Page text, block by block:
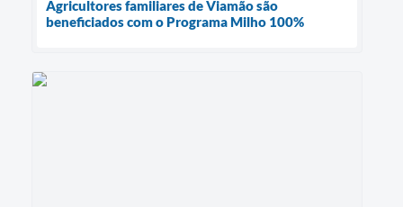
Agricultores familiares de Viamão são
beneficiados com o Programa Milho 100%